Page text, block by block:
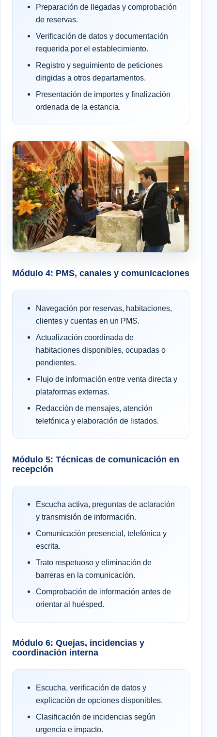
Preparación de llegadas y comprobación
de reservas.
Verificación de datos y documentación
requerida por el establecimiento.
Registro y seguimiento de peticiones
dirigidas a otros departamentos.
Presentación de importes y finalización
ordenada de la estancia.
Módulo 4: PMS, canales y comunicaciones
Navegación por reservas, habitaciones,
clientes y cuentas en un PMS.
Actualización coordinada de
habitaciones disponibles, ocupadas o
pendientes.
Flujo de información entre venta directa y
plataformas externas.
Redacción de mensajes, atención
telefónica y elaboración de listados.
Módulo 5: Técnicas de comunicación en
recepción
Escucha activa, preguntas de aclaración
y transmisión de información.
Comunicación presencial, telefónica y
escrita.
Trato respetuoso y eliminación de
barreras en la comunicación.
Comprobación de información antes de
orientar al huésped.
Módulo 6: Quejas, incidencias y
coordinación interna
Escucha, verificación de datos y
explicación de opciones disponibles.
Clasificación de incidencias según
urgencia e impacto.